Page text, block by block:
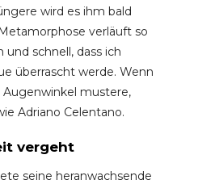
wird es ihm bald
verläuft so
und schnell, dass ich
überrascht werde. Wenn
Augenwinkel mustere,
Adriano Celentano.
vergeht
seine heranwachsende